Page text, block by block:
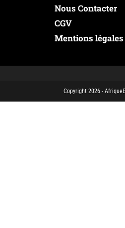
Nous Contacter
CGV
Mentions légales
Copyright 2026 -